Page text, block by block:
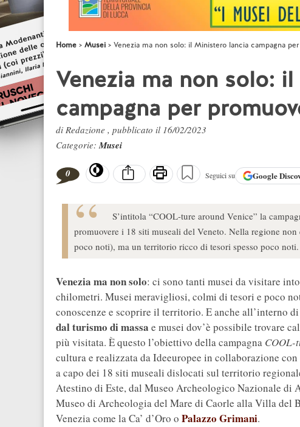
Home Musei Venezia ma non solo: il Ministero lancia campagna
Venezia ma non solo:
campagna per
di Redazione , pubblicato il 16/02/2023
Categorie:Musei
0 Seguici su Google
S’intitola “COOL-ture around Venice” la
promuovere i 18 siti museali del Veneto. Nella regione
poco noti), ma un territorio ricco di tesori spesso poco noti.
Venezia ma non solo: ci sono tanti musei da visitare
chilometri. Musei meravigliosi, colmi di tesori e poco
conoscenze e scoprire il territorio. E anche all’interno
dal turismo di massa e musei dov’è possibile trovare
più visitata. È questo l’obiettivo della campagna COOL-
cultura e realizzata da Ideeuropee in collaborazione
a capo dei 18 siti museali dislocati sul territorio
Atestino di Este, dal Museo Archeologico Nazionale di
Museo di Archeologia del Mare di Caorle alla Villa del
Venezia come la Ca’ d’Oro o Palazzo Grimani.